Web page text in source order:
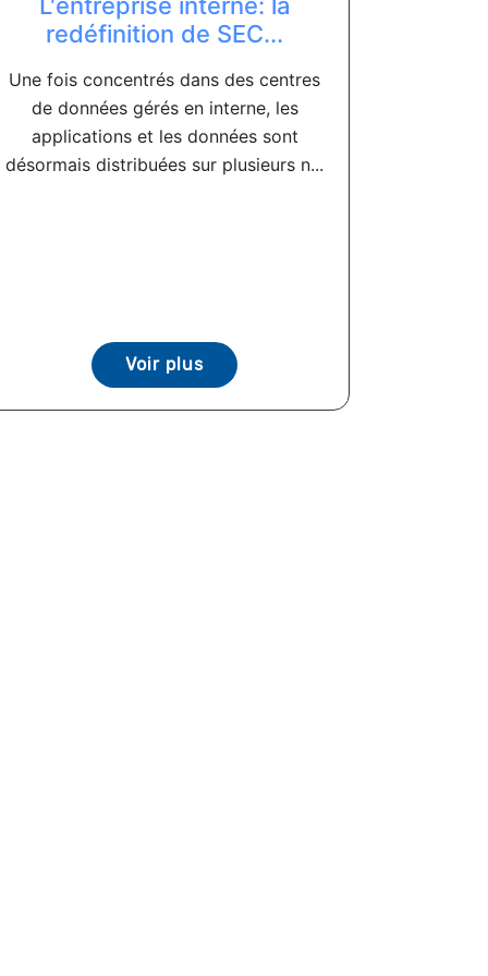
redéfinition de SEC...
Une fois concentrés dans des centres
de données gérés en interne, les
applications et les données sont
désormais distribuées sur plusieurs n...
Voir plus